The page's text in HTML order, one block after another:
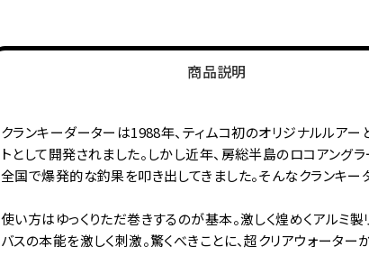
商品説明
クランキーダーターは1988年、ティムコ初のオリジナルルア
トとして開発されました。しかし近年、房総半島のロコアン
全国で爆発的な釣果を叩き出してきました。そんなクランキー
使い方はゆっくりただ巻きするのが基本。激しく煌めくアルミ
バスの本能を激しく刺激。驚くべきことに、超クリアウォータ